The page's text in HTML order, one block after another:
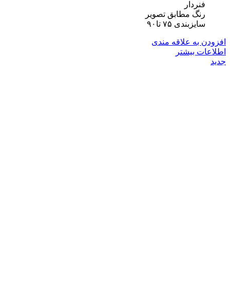
فنردار
رنگ مطابق تصویر
سایزبندی ۷۵ تا۹۰
افزودن به علاقه مندی
اطلاعات بیشتر
جدید